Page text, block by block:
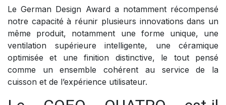
Le German Design Award a notamment récompensé
notre capacité à réunir plusieurs innovations dans un
même produit, notamment une forme unique, une
ventilation supérieure intelligente, une céramique
optimisée et une finition distinctive, le tout pensé
comme un ensemble cohérent au service de la
cuisson et de l’expérience utilisateur.